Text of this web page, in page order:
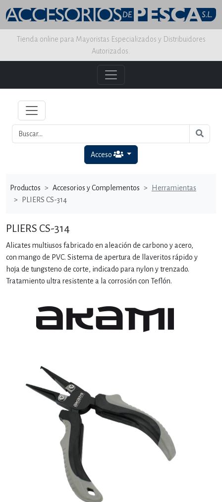
Tienda online para Mayoristas Especializados y Distribuidores
Autorizados.
Acceso
Productos Accesorios y Complementos
Herramientas
PLIERS CS-314
PLIERS CS-314
Alicates multiusos fabricado en aleación de carbono y acero,
con mango de PVC. Sistema de apertura de llaveritos rápido y
hoja de tungsteno de corte, indicado para nylon y trenzado.
Tratamiento ultra resistente a la corrosión con Teflón.